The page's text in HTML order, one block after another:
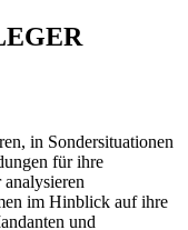
in Sondersituationen
für ihre
im Hinblick auf ihre
und